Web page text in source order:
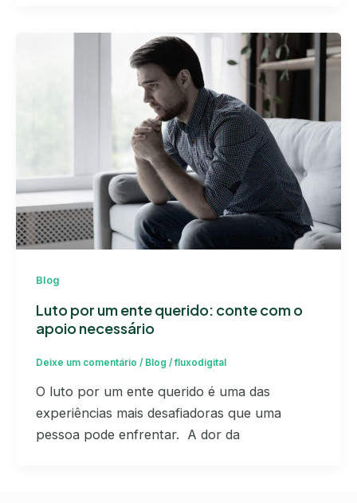
Blog
Luto por um ente querido: conte com o
apoio necessário
Deixe um comentário / Blog /fluxodigital
O luto por um ente querido é uma das
experiências mais desafiadoras que uma
pessoa pode enfrentar. A dor da